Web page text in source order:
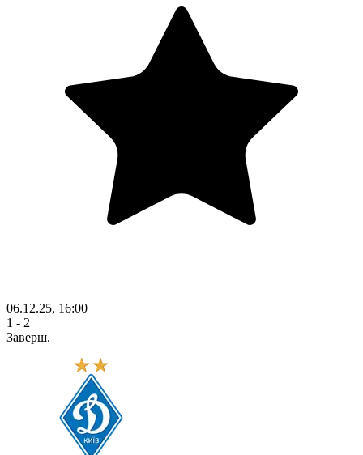
06.12.25, 16:00
1 - 2
Заверш.